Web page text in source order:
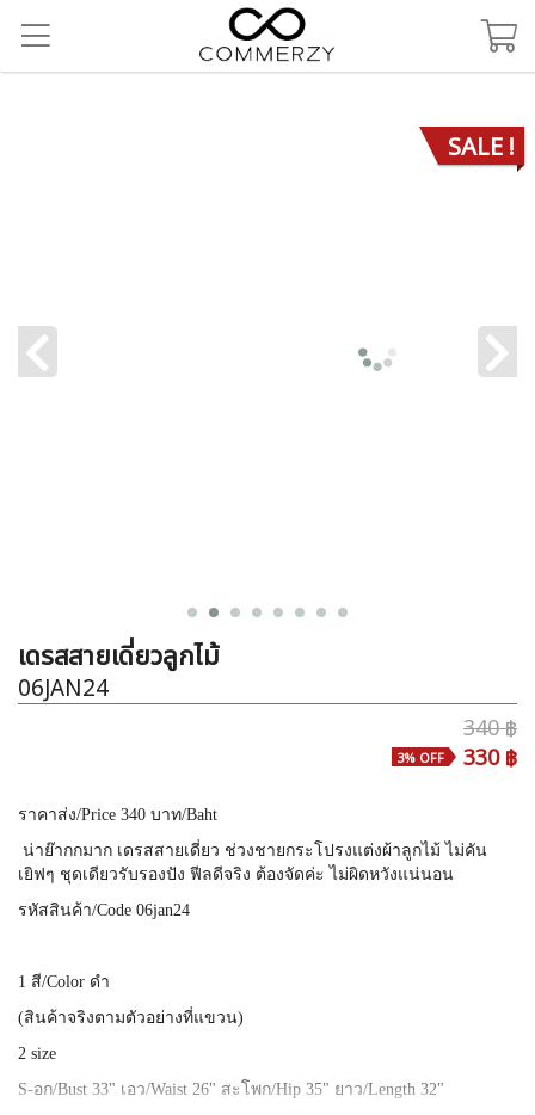
SALE !
เดรสสายเดี่ยวลูกไม้
06JAN24
340 ฿
330 ฿
3% OFF
ราคาส่ง/Price 340 บาท/Baht
น่าย๊ากกมาก เดรสสายเดี่ยว ช่วงชายกระโปรงแต่งผ้าลูกไม้ ไม่คัน
เยิฟๆ ชุดเดียวรับรองปัง ฟีลดีจริง ต้องจัดค่ะ ไม่ผิดหวังแน่นอน
รหัสสินค้า/Code 06jan24
1 สี/Color ดำ
(สินค้าจริงตามตัวอย่างที่แขวน)
2 size
S-อก/Bust 33" เอว/Waist 26" สะโพก/Hip 35" ยาว/Length 32"